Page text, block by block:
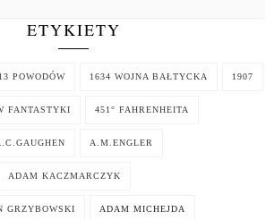
ETYKIETY
13 POWODÓW 1634 WOJNA BAŁTYCKA 1907
FANTASTYKI 451° FAHRENHEITA
A.M.ENGLER
ADAM KACZMARCZYK
GRZYBOWSKI ADAM MICHEJDA